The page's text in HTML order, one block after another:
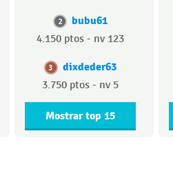
2 bubu61
4.150 ptos - nv 123
3 dixdeder63
3.750 ptos - nv 5
Mostrar top 15